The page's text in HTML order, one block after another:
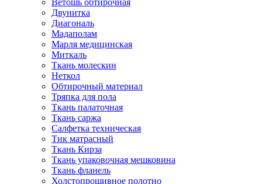
Ветошь обтирочная
Двунитка
Диагональ
Мадаполам
Марля медицинская
Миткаль
Ткань молескин
Неткол
Обтирочный материал
Тряпка для пола
Ткань палаточная
Ткань саржа
Салфетка техническая
Тик матрасный
Ткань Кирза
Ткань упаковочная мешковина
Ткань фланель
Холстопрошивное полотно